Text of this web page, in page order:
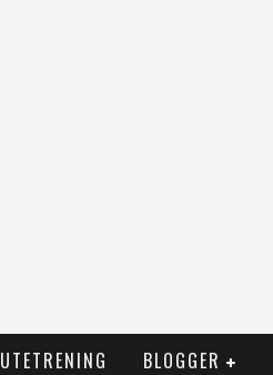
UTETRENING BLOGGER